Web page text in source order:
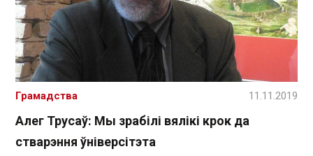
Алег Трусаў: Мы зрабілі вялікі крок да
стварэння ўніверсітэта
Грамадства 11.11.2019